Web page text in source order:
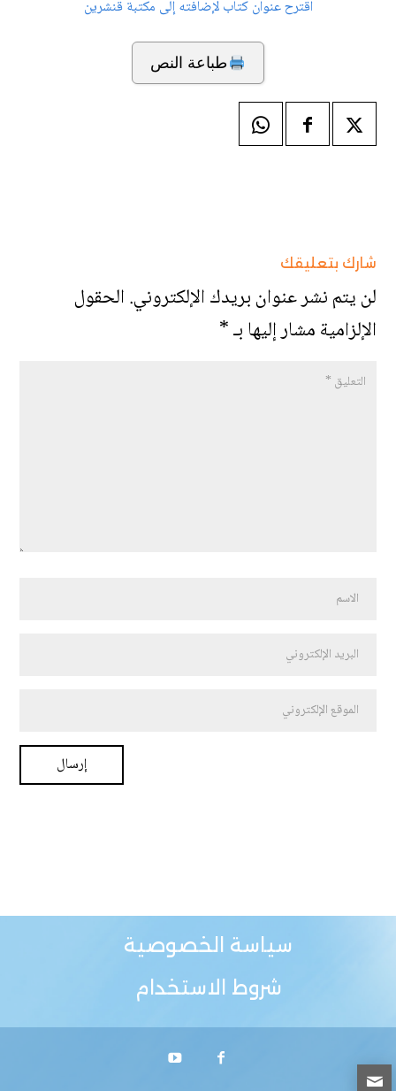
اقترح عنوان كتاب لإضافته إلى مكتبة قنشرين
طباعة النص
شارك بتعليقك
لن يتم نشر عنوان بريدك الإلكتروني.الحقول
الإلزامية مشار إليها بـ*
سياسة الخصوصية
شروط الاستخدام